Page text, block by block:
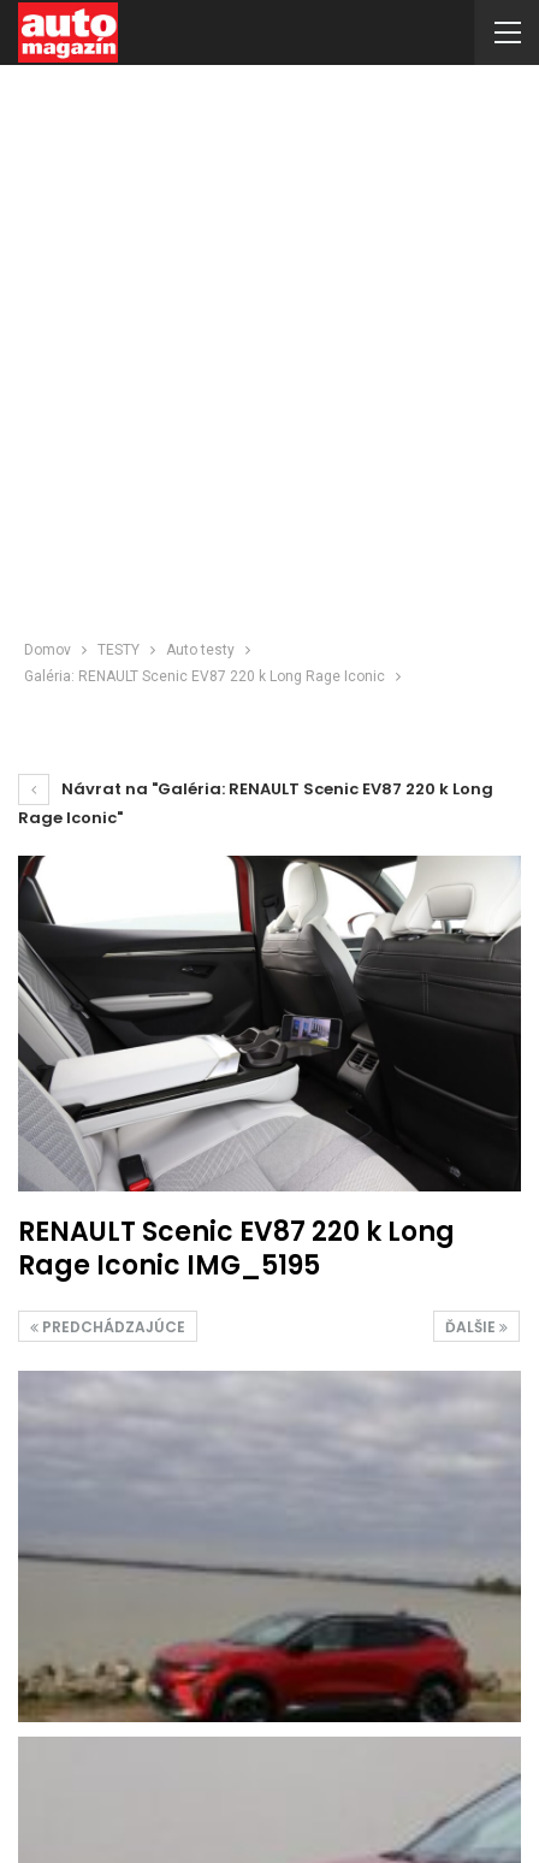
Domov TESTY
Auto testy
Galéria: RENAULT Scenic EV87 220 k Long Rage Iconic
Návrat na "Galéria: RENAULT Scenic EV87 220 k Long
Rage Iconic"
RENAULT Scenic EV87 220 k Long
Rage Iconic IMG_5195
ĎALŠIE
PREDCHÁDZAJÚCE